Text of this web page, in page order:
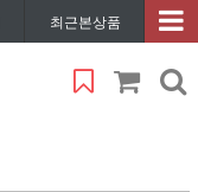
최근본상품